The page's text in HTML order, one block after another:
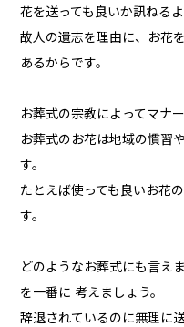
花を送っても良いか訊ねるよ
故人の遺志を理由に、お花
あるからです。
お葬式の宗教によってマナ
お葬式のお花は地域の慣習
す。
たとえば使っても良いお花
す。
どのようなお葬式にも言え
を一番に 考えましょう。
辞退されているのに無理に